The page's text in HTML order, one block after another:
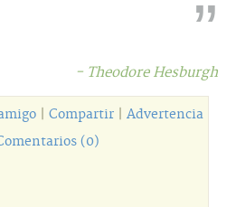
- Theodore Hesburgh
| Compartir| Advertencia
(0)